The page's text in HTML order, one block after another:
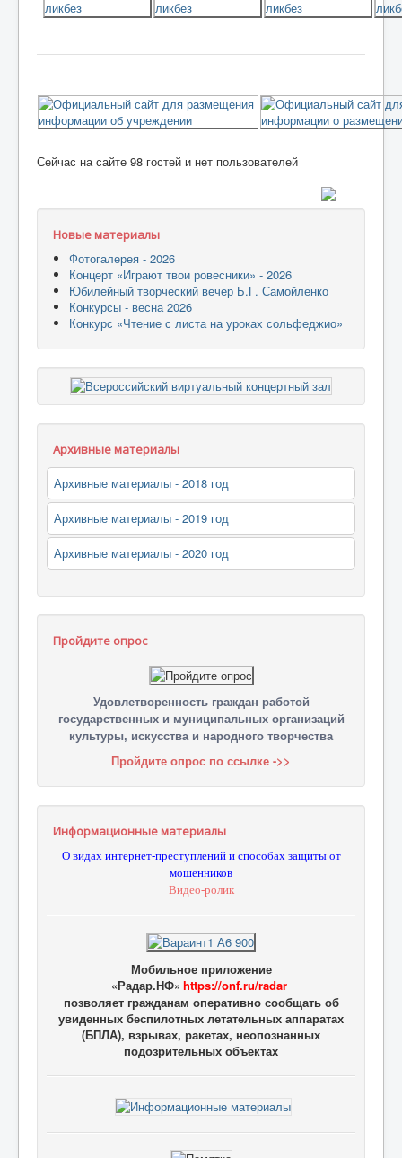
Сейчас на сайте 98 гостей и нет пользователей
Новые материалы
Фотогалерея - 2026
Концерт «Играют твои ровесники» - 2026
Юбилейный творческий вечер Б.Г. Самойленко
Конкурсы - весна 2026
Конкурс «Чтение с листа на уроках сольфеджио»
Архивные материалы
Архивные материалы - 2018 год
Архивные материалы - 2019 год
Архивные материалы - 2020 год
Пройдите опрос
Удовлетворенность граждан работой
государственных и муниципальных организаций
культуры, искусства и народного творчества
Пройдите опрос по ссылке ->>
Информационные материалы
О видах интернет-преступлений и способах защиты от
мошенников
Видео-ролик
Мобильное приложение
«Радар.НФ» https://onf.ru/radar
позволяет гражданам оперативно сообщать об
увиденных беспилотных летательных аппаратах
(БПЛА), взрывах, ракетах, неопознанных
подозрительных объектах